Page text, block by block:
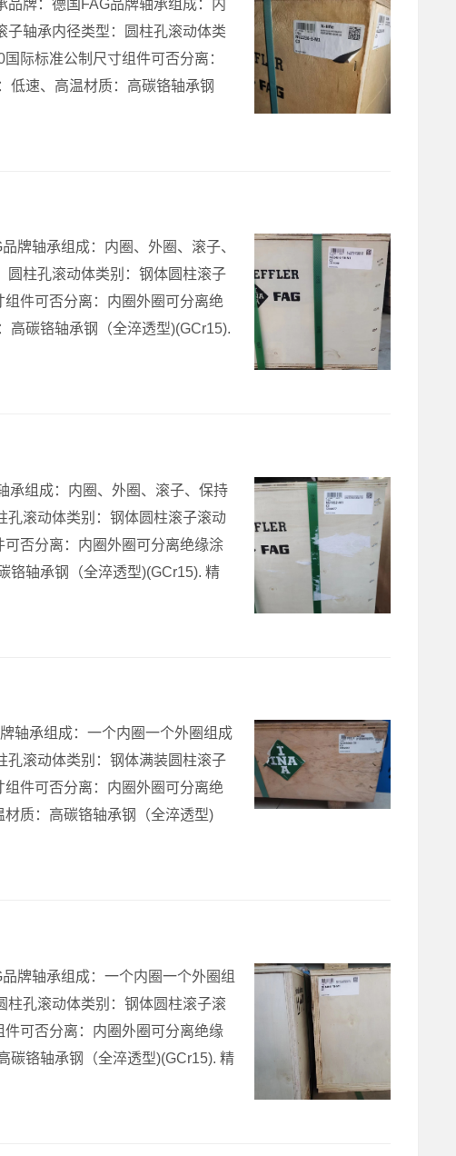
牌：德国FAG品牌轴承组成：内
子轴承内径类型：圆柱孔滚动体类
际标准公制尺寸组件可否分离：
低速、高温材质：高碳铬轴承钢
牌轴承组成：内圈、外圈、滚子、
圆柱孔滚动体类别：钢体圆柱滚子
件可否分离：内圈外圈可分离绝
高碳铬轴承钢（全淬透型)(GCr15).
承组成：内圈、外圈、滚子、保持
滚动体类别：钢体圆柱滚子滚动
否分离：内圈外圈可分离绝缘涂
铬轴承钢（全淬透型)(GCr15). 精
轴承组成：一个内圈一个外圈组成
孔滚动体类别：钢体满装圆柱滚子
件可否分离：内圈外圈可分离绝
质：高碳铬轴承钢（全淬透型)
牌轴承组成：一个内圈一个外圈组
柱孔滚动体类别：钢体圆柱滚子滚
可否分离：内圈外圈可分离绝缘
碳铬轴承钢（全淬透型)(GCr15). 精